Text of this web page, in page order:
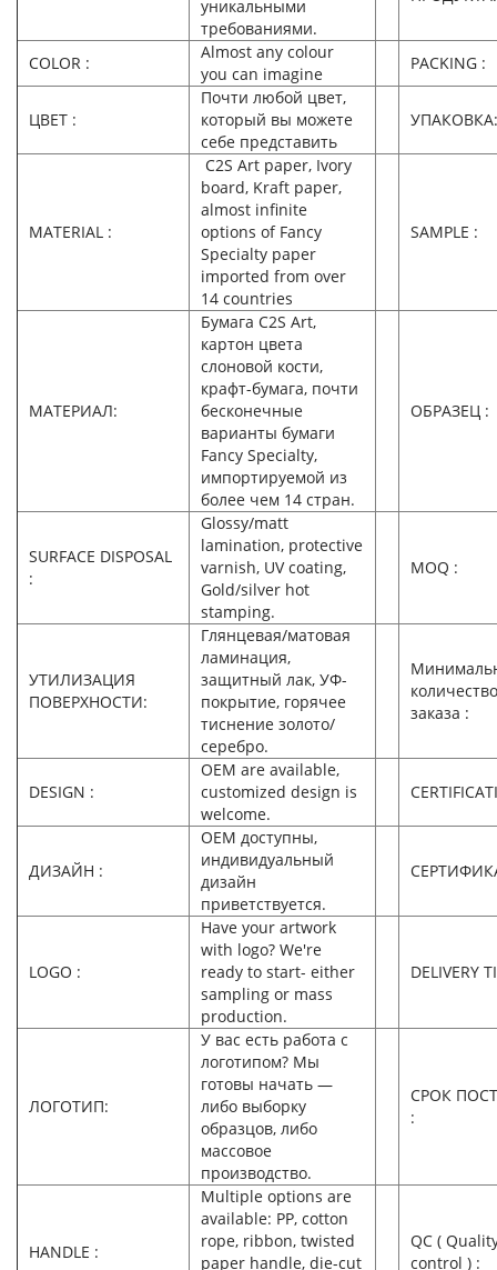
уникальными
требованиями.
COLOR :
Almost any colour
you can imagine
PACKING :
ЦВЕТ :
Почти любой цвет,
который вы можете
себе представить
УПАКОВКА:
MATERIAL :
C2S Art paper, Ivory
board, Kraft paper,
almost infinite
options of Fancy
Specialty paper
imported from over
14 countries
SAMPLE :
МАТЕРИАЛ:
Бумага C2S Art,
картон цвета
слоновой кости,
крафт-бумага, почти
бесконечные
варианты бумаги
Fancy Specialty,
импортируемой из
более чем 14 стран.
ОБРАЗЕЦ :
SURFACE DISPOSAL
:
Glossy/matt
lamination, protective
varnish, UV coating,
Gold/silver hot
stamping.
MOQ :
УТИЛИЗАЦИЯ
ПОВЕРХНОСТИ:
Глянцевая/матовая
ламинация,
защитный лак, УФ-
покрытие, горячее
тиснение золото/
серебро.
количество
заказа :
DESIGN :
OEM are available,
customized design is
welcome.
ДИЗАЙН :
OEM доступны,
индивидуальный
дизайн
приветствуется.
LOGO :
Have your artwork
with logo? We're
ready to start- either
sampling or mass
production.
DELIVERY
ЛОГОТИП:
У вас есть работа с
логотипом? Мы
готовы начать —
либо выборку
образцов, либо
массовое
производство.
СРОК
:
HANDLE :
Multiple options are
available: PP, cotton
rope, ribbon, twisted
paper handle, die-cut
QC (
control ) :